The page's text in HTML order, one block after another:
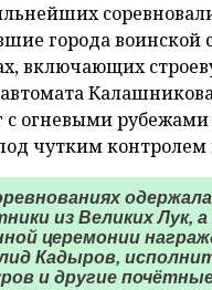
города воинской
включающих
автомата
с огневыми
чутким контролем
из Великих
церемонии
Кадыров,
и другие